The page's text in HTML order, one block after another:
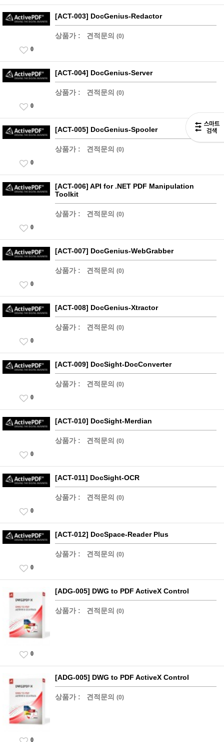
[ACT-003] DocGenius-Redactor
상품가 : 견적문의 (0)
0
[ACT-004] DocGenius-Server
상품가 : 견적문의 (0)
0
[ACT-005] DocGenius-Spooler
상품가 : 견적문의 (0)
0
[ACT-006] API for .NET PDF Manipulation
Toolkit
상품가 : 견적문의 (0)
0
[ACT-007] DocGenius-WebGrabber
상품가 : 견적문의 (0)
0
[ACT-008] DocGenius-Xtractor
상품가 : 견적문의 (0)
0
[ACT-009] DocSight-DocConverter
상품가 : 견적문의 (0)
0
[ACT-010] DocSight-Merdian
상품가 : 견적문의 (0)
0
[ACT-011] DocSight-OCR
상품가 : 견적문의 (0)
0
[ACT-012] DocSpace-Reader Plus
상품가 : 견적문의 (0)
0
[ADG-005] DWG to PDF ActiveX Control
상품가 : 견적문의 (0)
0
[ADG-005] DWG to PDF ActiveX Control
상품가 : 견적문의 (0)
0